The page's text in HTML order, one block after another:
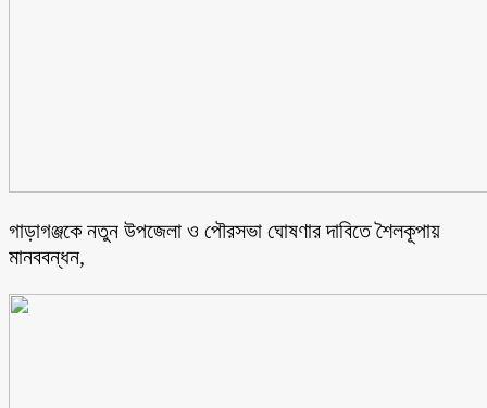
গাড়াগঞ্জকে নতুন উপজেলা ও পৌরসভা ঘোষণার দাবিতে শৈলকূপায়
মানববন্ধন,